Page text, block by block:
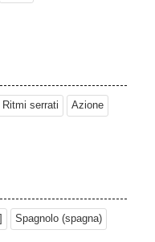
Ritmi serrati Azione
Spagnolo (spagna)